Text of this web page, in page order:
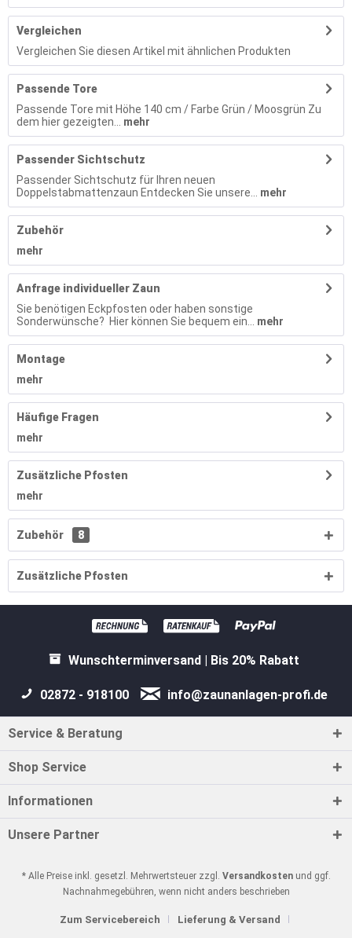
Vergleichen
Vergleichen Sie diesen Artikel mit ähnlichen Produkten
Passende Tore
Passende Tore mit Höhe 140 cm / Farbe Grün / Moosgrün Zu
dem hier gezeigten...
mehr
Passender Sichtschutz
Passender Sichtschutz für Ihren neuen
Doppelstabmattenzaun Entdecken Sie unsere...
mehr
Zubehör
mehr
Anfrage individueller Zaun
Sie benötigen Eckpfosten oder haben sonstige
Sonderwünsche? Hier können Sie bequem ein...
mehr
Montage
mehr
Häufige Fragen
mehr
Zusätzliche Pfosten
mehr
Zubehör 8
Zusätzliche Pfosten
Wunschterminversand | Bis 20% Rabatt
02872 - 918100 info@zaunanlagen-profi.de
Service & Beratung
Shop Service
Informationen
Unsere Partner
* Alle Preise inkl. gesetzl. Mehrwertsteuer zzgl. Versandkostenund ggf.
Nachnahmegebühren, wenn nicht anders beschrieben
Zum Servicebereich Lieferung & Versand